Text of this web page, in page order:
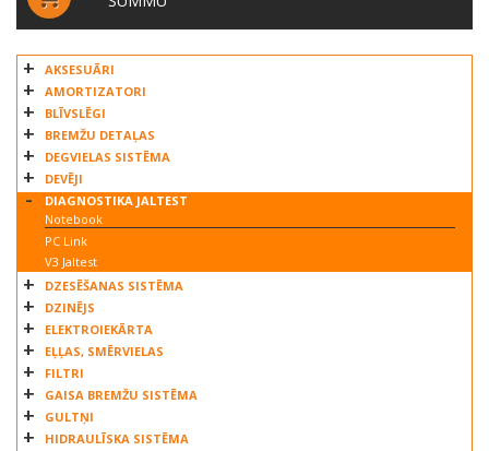
AKSESUĀRI
AMORTIZATORI
BLĪVSLĒGI
BREMŽU DETAĻAS
DEGVIELAS SISTĒMA
DEVĒJI
DIAGNOSTIKA JALTEST
Notebook
PC Link
V3 Jaltest
DZESĒŠANAS SISTĒMA
DZINĒJS
ELEKTROIEKĀRTA
EĻĻAS, SMĒRVIELAS
FILTRI
GAISA BREMŽU SISTĒMA
GULTŅI
HIDRAULĪSKA SISTĒMA